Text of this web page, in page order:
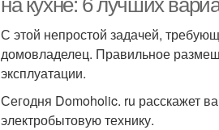
на кухне: 6 лучших
С этой непростой задачей,
домовладелец. Правильное
эксплуатации.
Сегодня Domoholic. ru расскажет
электробытовую технику.